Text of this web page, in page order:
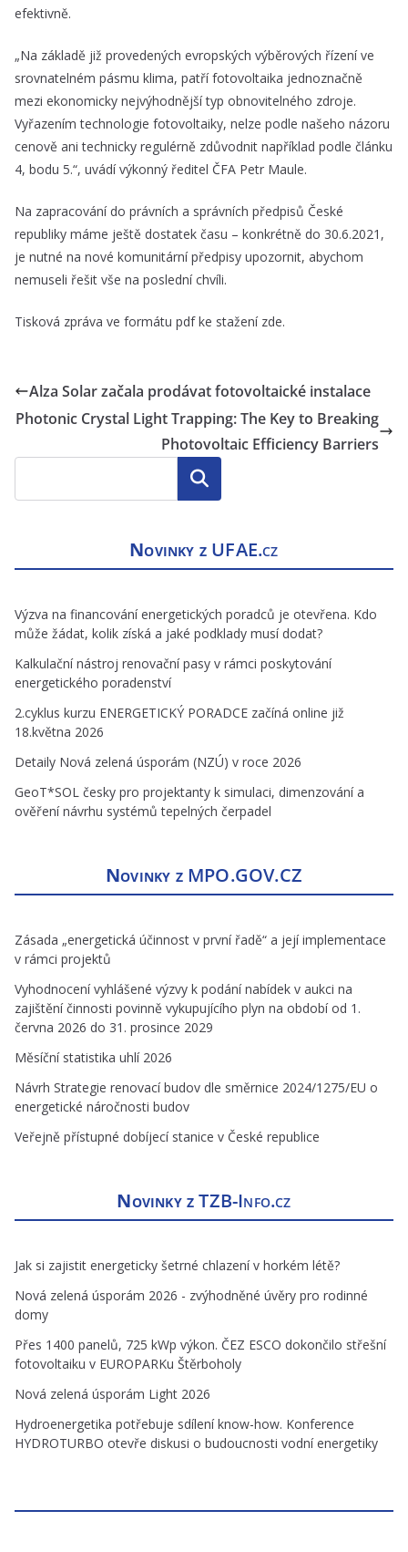
efektivně.
„Na základě již provedených evropských výběrových řízení ve
srovnatelném pásmu klima, patří fotovoltaika jednoznačně
mezi ekonomicky nejvýhodnější typ obnovitelného zdroje.
Vyřazením technologie fotovoltaiky, nelze podle našeho názoru
cenově ani technicky regulérně zdůvodnit například podle článku
4, bodu 5.“, uvádí výkonný ředitel ČFA Petr Maule.
Na zapracování do právních a správních předpisů České
republiky máme ještě dostatek času – konkrétně do 30.6.2021,
je nutné na nové komunitární předpisy upozornit, abychom
nemuseli řešit vše na poslední chvíli.
Tisková zpráva ve formátu pdf ke stažení zde.
Alza Solar začala prodávat fotovoltaické instalace
Photonic Crystal Light Trapping: The Key to Breaking
Photovoltaic Efficiency Barriers
Hledat
Novinky z UFAE.cz
Výzva na financování energetických poradců je otevřena. Kdo
může žádat, kolik získá a jaké podklady musí dodat?
Kalkulační nástroj renovační pasy v rámci poskytování
energetického poradenství
2.cyklus kurzu ENERGETICKÝ PORADCE začíná online již
18.května 2026
Detaily Nová zelená úsporám (NZÚ) v roce 2026
GeoT*SOL česky pro projektanty k simulaci, dimenzování a
ověření návrhu systémů tepelných čerpadel
Novinky zMPO.GOV.CZ
Zásada „energetická účinnost v první řadě“ a její implementace
v rámci projektů
Vyhodnocení vyhlášené výzvy k podání nabídek v aukci na
zajištění činnosti povinně vykupujícího plyn na období od 1.
června 2026 do 31. prosince 2029
Měsíční statistika uhlí 2026
Návrh Strategie renovací budov dle směrnice 2024/1275/EU o
energetické náročnosti budov
Veřejně přístupné dobíjecí stanice v České republice
Novinky zTZB-Info.cz
Jak si zajistit energeticky šetrné chlazení v horkém létě?
Nová zelená úsporám 2026 - zvýhodněné úvěry pro rodinné
domy
Přes 1400 panelů, 725 kWp výkon. ČEZ ESCO dokončilo střešní
fotovoltaiku v EUROPARKu Štěrboholy
Nová zelená úsporám Light 2026
Hydroenergetika potřebuje sdílení know-how. Konference
HYDROTURBO otevře diskusi o budoucnosti vodní energetiky